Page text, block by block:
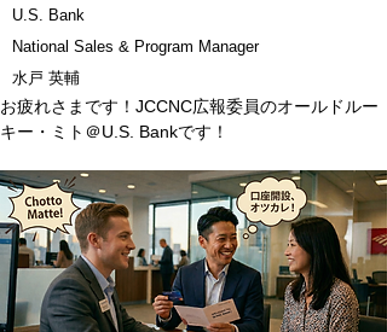
U.S. Bank
National Sales & Program Manager
水戸 英輔
お疲れさまです！JCCNC広報委員のオールドルー
キー・ミト＠U.S. Bankです！